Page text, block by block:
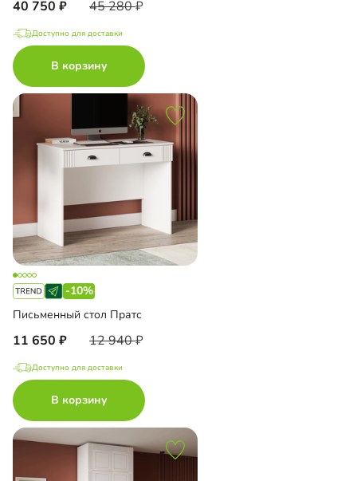
40 750 45 280
Доступно для доставки
В корзину
-10%
Письменный стол Пратс
11 650 12 940
Доступно для доставки
В корзину